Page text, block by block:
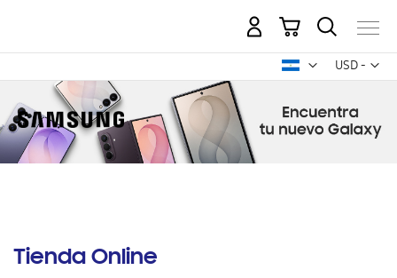
USD -
dólar
Mi carrito
Tienda Online